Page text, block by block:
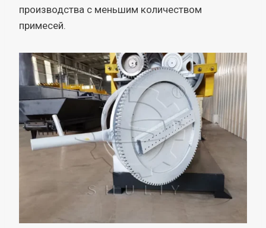
производства с меньшим количеством
примесей.